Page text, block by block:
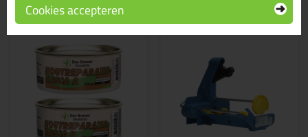
Cookies accepteren